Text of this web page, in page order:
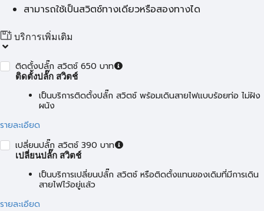
สามารถใช้เป็นสวิตช์ทางเดียวหรือสองทางได
บริการเพิ่มเติม
ติดตั้งปลั๊ก สวิตช์ 650 บาท
ติดตั้งปลั๊ก สวิตช์
เป็นบริการติดตั้งปลั๊ก สวิตช์ พร้อมเดินสายไฟแบบร้อยท่อ ไม่ฝัง
ผนัง
รายละเอียด
เปลี่ยนปลั๊ก สวิตช์ 390 บาท
เปลี่ยนปลั๊ก สวิตช์
เป็นบริการเปลี่ยนปลั๊ก สวิตช์ หรือติดตั้งแทนของเดิมที่มีการเดิน
สายไฟไว้อยู่แล้ว
รายละเอียด